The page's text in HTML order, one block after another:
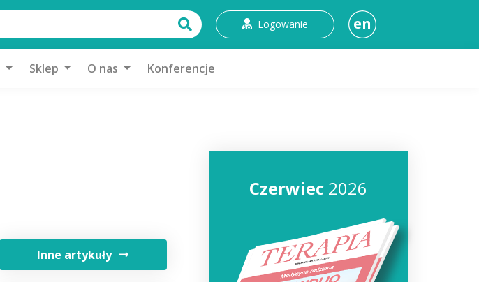
Logowanie en
Sklep O nas Konferencje
Inne artykuły
Czerwiec 2026